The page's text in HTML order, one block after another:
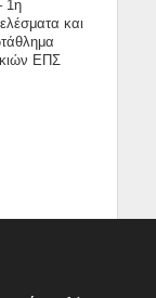
1η
και
ΕΠΣ